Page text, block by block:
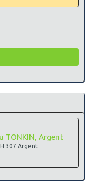
TONKIN, Argent
307 Argent